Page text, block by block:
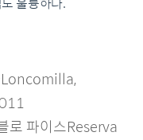
훌륭하다.
Loncomilla,
로 파이스Reserva